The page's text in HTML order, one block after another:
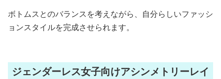
ボトムスとのバランスを考えながら、自分らしいファッシ
ョンスタイルを完成させられます。
ジェンダーレス女子向けアシンメトリーレイ